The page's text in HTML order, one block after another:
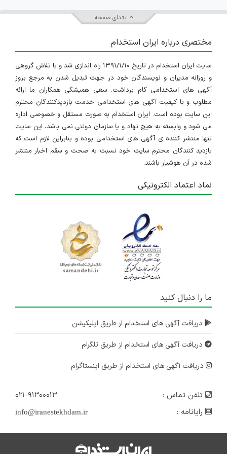
ابتدای صفحه
مختصری درباره ایران استخدام
سایت ایران استخدام در تاریخ ۱۳۹۱/۱/۱۰ راه اندازی شد و با تلاش گروهی
و روزانه مدیران و نویسندگان خود در جهت تبدیل شدن به مرجع بروز
آگهی های استخدامی گام برداشت. سعی همیشگی همکاران ما ارائه
مطلوب و با کیفیت آگهی های استخدامی خدمت بازدیدکنندگان محترم
این سایت بوده است. ایران استخدام به صورت مستقل و خصوصی اداره
می شود و وابسته به هیچ نهاد و یا سازمان دولتی نمی باشد، این سایت
تنها منتشر کننده ی آگهی های استخدامی بوده و بنابراین لازم است که
بازدید کنندگان محترم سایت خود نسبت به صحت و سقم اخبار منتشر
شده در آن هوشیار باشند.
نماد اعتماد الکترونیکی
ما را دنبال کنید
دریافت آگهی های استخدام از طریق اپلیکیشن
دریافت آگهی های استخدام از طریق تلگرام
دریافت آگهی های استخدام از طریق اینستاگرام
تلفن تماس :
۰۲۱-۹۱۳۰۰۰۱۳
رایانامه :
info@iranestekhdam.ir